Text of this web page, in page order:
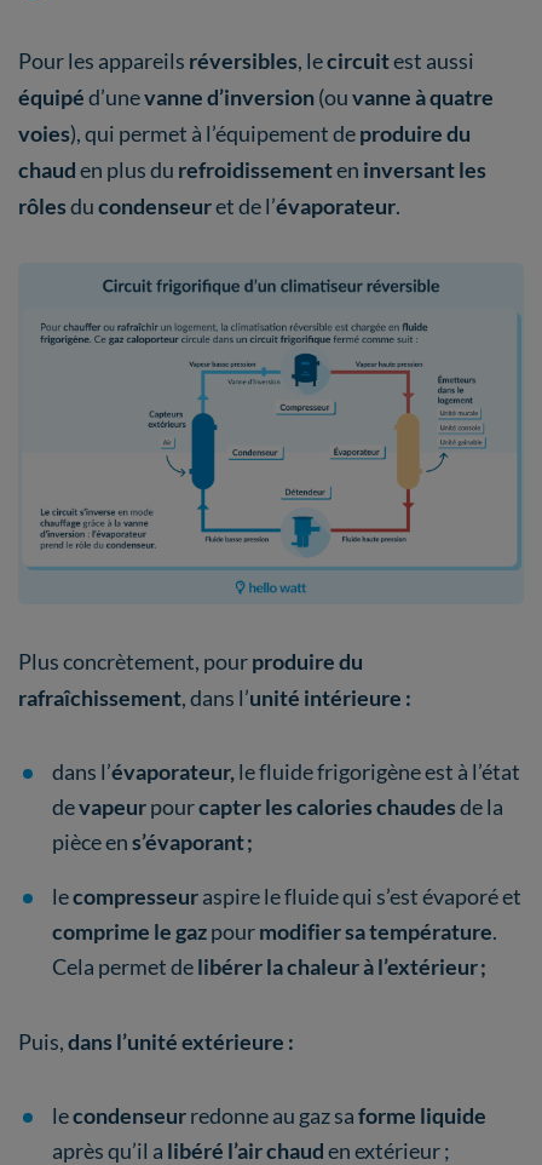
Pour les appareils réversibles, lecircuitest aussi
équipéd’unevanne d’inversion(ouvanne à quatre
voies), qui permet à l’équipement deproduire du
chauden plus du refroidissementen inversant les
rôlesducondenseuret de l’évaporateur.
Plus concrètement, pourproduire du
rafraîchissement, dans l’unité intérieure :
dans l’évaporateur, le fluide frigorigène est à l’état
devapeurpourcapter les calorieschaudesde la
pièce ens’évaporant ;
lecompresseuraspire le fluide qui s’est évaporéet
comprime le gazpourmodifier sa température.
Cela permet delibérer la chaleur à l’extérieur ;
Puis,dans l’unité extérieure :
lecondenseurredonne au gaz saforme liquide
après qu’il a libéré l’airchauden extérieur ;